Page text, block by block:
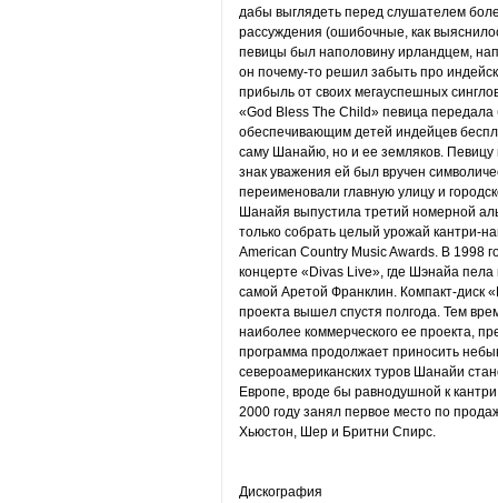
дабы выглядеть перед слушателем
рассуждения (ошибочные, как
певицы был наполовину ирландцем,
он почему-то решил забыть про
прибыль от своих мегауспешных
«God Bless The Child» певица
обеспечивающим детей индейцев
саму Шанайю, но и ее земляков. Певицу
знак уважения ей был вручен
переименовали главную улицу и
Шанайя выпустила третий номерной
только собрать целый урожай кантри-
American Country Music Awards. В 1998
концерте «Divas Live», где Шэнайа
самой Аретой Франклин. Компакт-диск
проекта вышел спустя полгода. Тем
наиболее коммерческого ее проекта,
программа продолжает приносить
североамериканских туров Шанайи
Европе, вроде бы равнодушной к
2000 году занял первое место по
Хьюстон, Шер и Бритни Спирс.
Дискография